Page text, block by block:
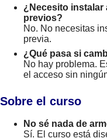
¿Necesito
previos?
No. No necesitas
previa.
¿Qué pasa si
No hay problema.
el acceso sin
Sobre el curso
No sé nada de
Sí. El curso está